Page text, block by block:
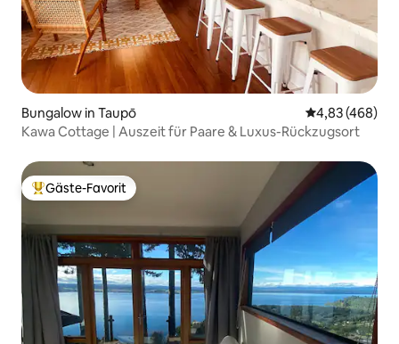
Bungalow in Taupō
4,83 (468)
Kawa Cottage | Auszeit für Paare & Luxus-Rückzugsort
Beliebter Gäste-Favorit.
Gäste-Favorit